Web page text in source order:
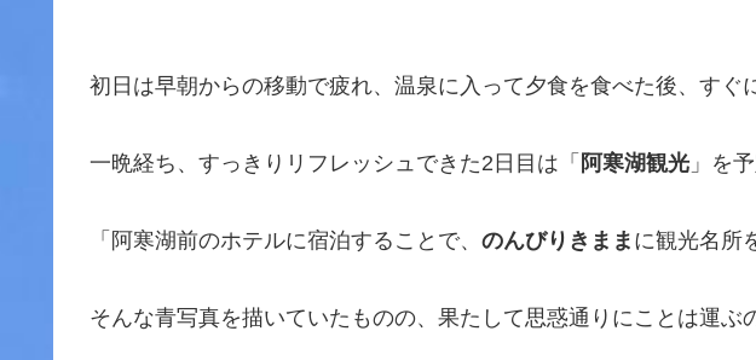
初日は早朝からの移動で疲れ、温泉に入って夕食を食べた後、すぐ
一晩経ち、すっきりリフレッシュできた2日目は「 阿寒湖観光 」を予
「阿寒湖前のホテルに宿泊することで、 のんびりきまま に観光名所
そんな青写真を描いていたものの、果たして思惑通りにことは運ぶ